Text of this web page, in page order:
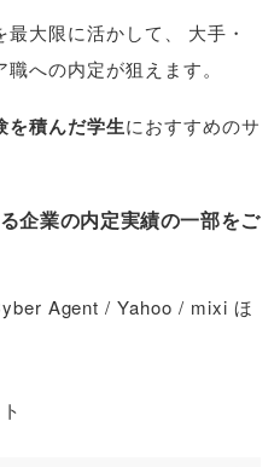
最大限に活かして 、
大手・
職への内定が狙えます。
を積んだ学生におすすめのサ
企業の内定実績の一部をご
Agent / Yahoo / mixi ほ